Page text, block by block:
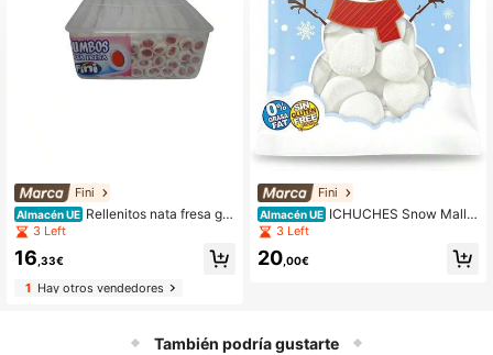
Fini
Almacén UE Rellenitos nata fresa gra
ndes Fini Jumbo
3 Left
16 ,33€
1Hay otros vendedores
Fini
Almacén UE ICHUCHES Snow Mallo
w FINI Nubes Navidad Sin Gluten -
3 Left
20 ,00€
También podría gustarte